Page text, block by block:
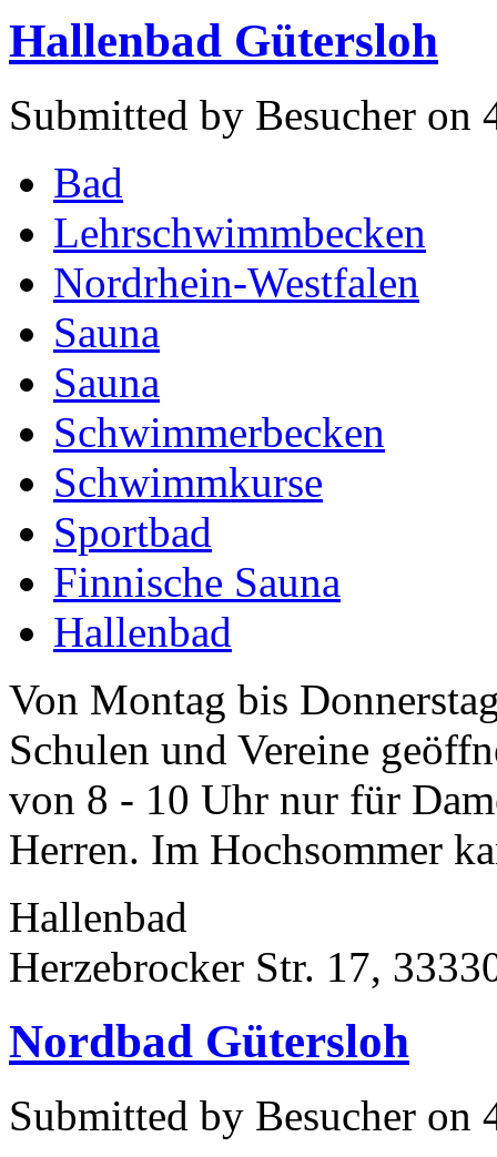
Hallenbad Gütersloh
Submitted by Besucher on
Bad
Lehrschwimmbecken
Nordrhein-Westfalen
Sauna
Sauna
Schwimmerbecken
Schwimmkurse
Sportbad
Finnische Sauna
Hallenbad
Von Montag bis
Schulen und Vereine
von 8 - 10 Uhr nur für
Herren. Im Hochsommer
Hallenbad
Herzebrocker Str. 17,
Nordbad Gütersloh
Submitted by Besucher on